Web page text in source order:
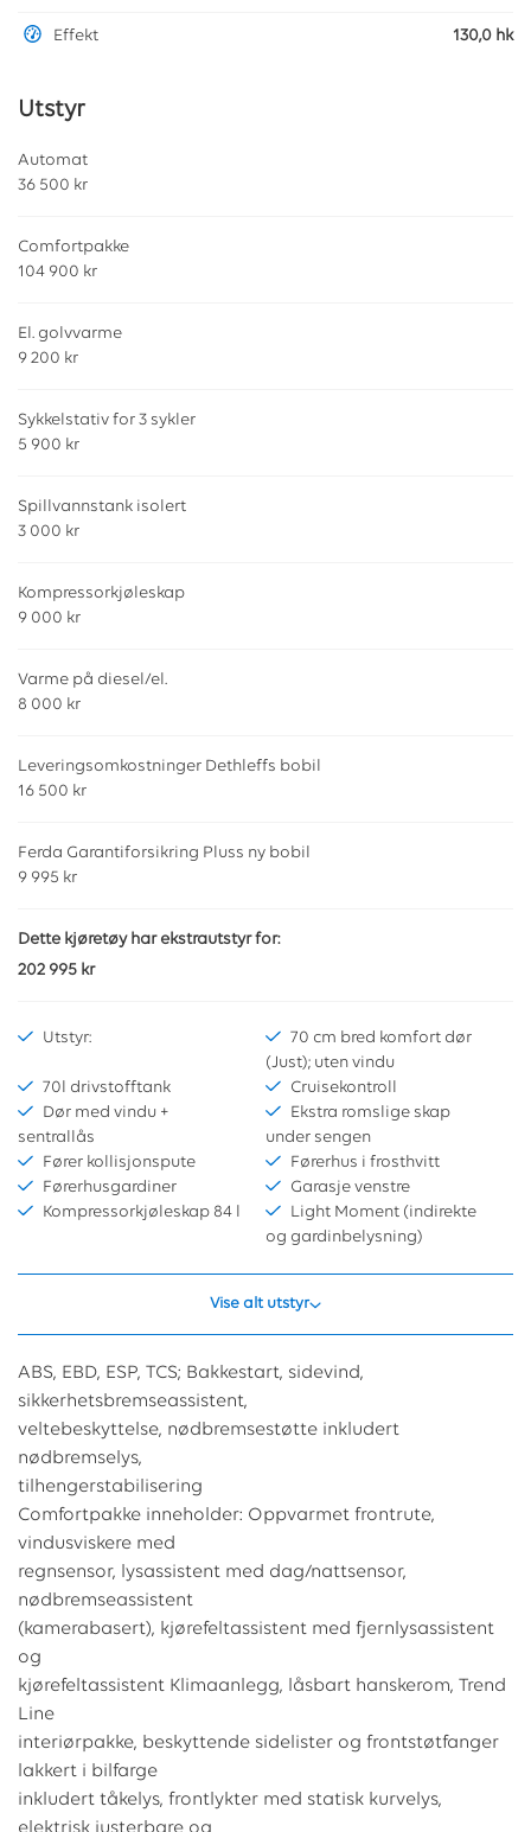
Effekt 130,0 hk
Utstyr
Automat
36 500 kr
Comfortpakke
104 900 kr
El. golvvarme
9 200 kr
Sykkelstativ for 3 sykler
5 900 kr
Spillvannstank isolert
3 000 kr
Kompressorkjøleskap
9 000 kr
Varme på diesel/el.
8 000 kr
Leveringsomkostninger Dethleffs bobil
16 500 kr
Ferda Garantiforsikring Pluss ny bobil
9 995 kr
Dette kjøretøy har ekstrautstyr for:
202 995 kr
Utstyr:
70 cm bred komfort dør
(Just); uten vindu
70l drivstofftank
Cruisekontroll
Dør med vindu +
sentrallås
Ekstra romslige skap
under sengen
Fører kollisjonspute
Førerhus i frosthvitt
Førerhusgardiner
Garasje venstre
Kompressorkjøleskap 84 l
Light Moment (indirekte
og gardinbelysning)
Vise alt utstyr
ABS, EBD, ESP, TCS; Bakkestart, sidevind,
sikkerhetsbremseassistent,
veltebeskyttelse, nødbremsestøtte inkludert
nødbremselys,
tilhengerstabilisering
Comfortpakke inneholder: Oppvarmet frontrute,
vindusviskere med
regnsensor, lysassistent med dag/nattsensor,
nødbremseassistent
(kamerabasert), kjørefeltassistent med fjernlysassistent
og
kjørefeltassistent Klimaanlegg, låsbart hanskerom, Trend
Line
interiørpakke, beskyttende sidelister og frontstøtfanger
lakkert i bilfarge
inkludert tåkelys, frontlykter med statisk kurvelys,